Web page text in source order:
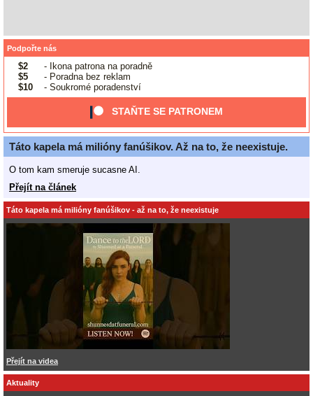
Podpořte nás
$2
- Ikona patrona na poradně
$5
- Poradna bez reklam
$10
- Soukromé poradenství
STAŇTE SE PATRONEM
Táto kapela má milióny fanúšikov. Až na to, že neexistuje.
O tom kam smeruje sucasne AI.
Přejít na článek
Táto kapela má milióny fanúšikov - až na to, že neexistuje
Přejít na videa
Aktuality